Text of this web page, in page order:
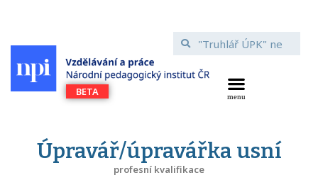
Úpravář/úpravářka usní
profesní kvalifikace